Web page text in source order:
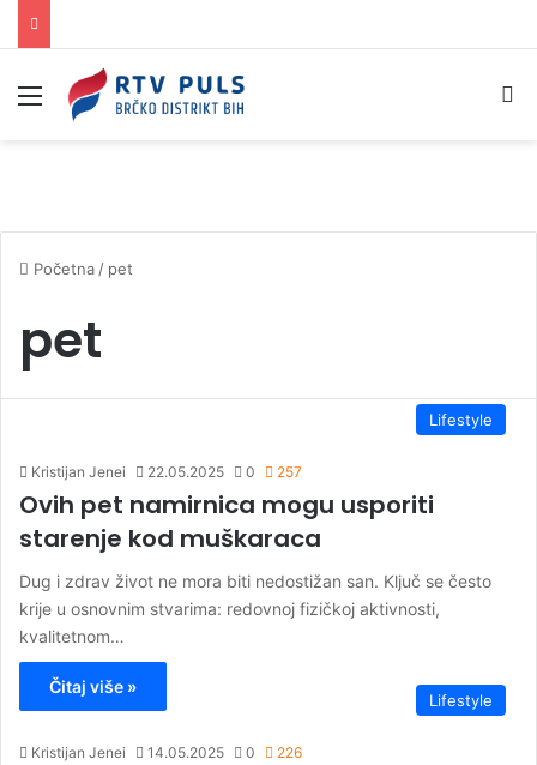
Izbornik
Početna / pet
pet
Lifestyle
Kristijan Jenei 22.05.2025 0 257
Ovih pet namirnica mogu usporiti
starenje kod muškaraca
Dug i zdrav život ne mora biti nedostižan san. Ključ se često
krije u osnovnim stvarima: redovnoj fizičkoj aktivnosti,
kvalitetnom…
Čitaj više »
Lifestyle
Kristijan Jenei 14.05.2025 0 226